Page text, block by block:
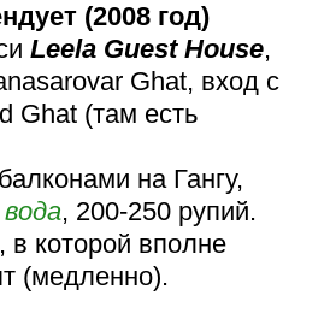
(2008 год)
Leela Guest House,
Ghat, вход с
Ghat (там есть
на Гангу,
вода, 200-250 рупий.
которой вполне
(медленно).